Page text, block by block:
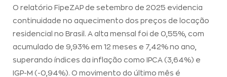
O relatório FipeZAP de setembro de 2025 evidencia
continuidade no aquecimento dos preços de locação
residencial no Brasil. A alta mensal foi de 0,55%, com
acumulado de 9,93% em 12 meses e 7,42% no ano,
superando índices da inflação como IPCA (3,64%) e
IGP-M (-0,94%). O movimento do último mês é